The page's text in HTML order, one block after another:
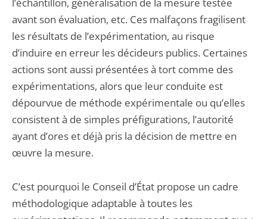
avant son évaluation, etc. Ces malfaçons fragilisent
les résultats de l’expérimentation, au risque
d’induire en erreur les décideurs publics. Certaines
actions sont aussi présentées à tort comme des
expérimentations, alors que leur conduite est
dépourvue de méthode expérimentale ou qu’elles
consistent à de simples préfigurations, l’autorité
ayant d’ores et déjà pris la décision de mettre en
œuvre la mesure.
C’est pourquoi le Conseil d’État propose un cadre
méthodologique adaptable à toutes les